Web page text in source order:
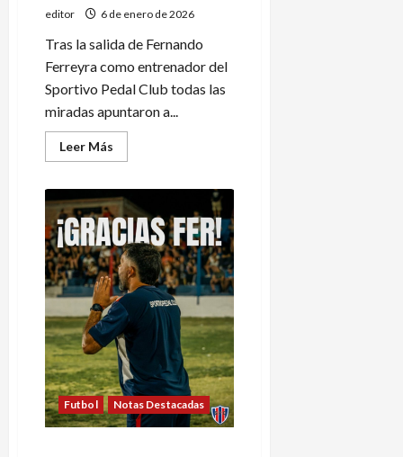
editor 6 de enero de 2026
Tras la salida de Fernando
Ferreyra como entrenador del
Sportivo Pedal Club todas las
miradas apuntaron a...
Leer Más
más
Agustín
Cañadas
volverá
a
dirigir
a
Pedal
Futbol Notas Destacadas